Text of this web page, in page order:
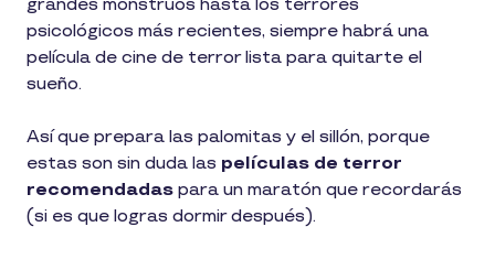
grandes monstruos hasta los terrores
psicológicos más recientes, siempre habrá una
película de cine de terror lista para quitarte el
sueño.
Así que prepara las palomitas y el sillón, porque
estas son sin duda las películas de terror
recomendadas para un maratón que recordarás
(si es que logras dormir después).